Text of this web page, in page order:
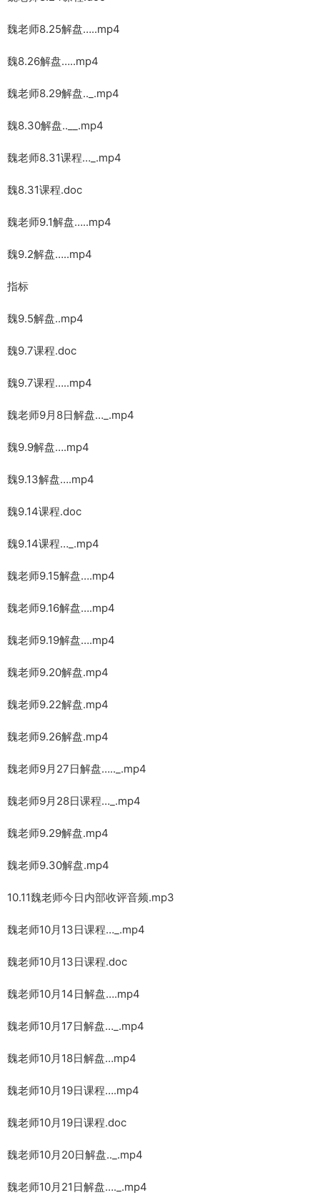
魏老师8.25解盘…..mp4
魏8.26解盘…..mp4
魏老师8.29解盘.._.mp4
魏8.30解盘..__.mp4
魏老师8.31课程…_.mp4
魏8.31课程.doc
魏老师9.1解盘…..mp4
魏9.2解盘…..mp4
指标
魏9.5解盘..mp4
魏9.7课程.doc
魏9.7课程…..mp4
魏老师9月8日解盘…_.mp4
魏9.9解盘….mp4
魏9.13解盘….mp4
魏9.14课程.doc
魏9.14课程…_.mp4
魏老师9.15解盘….mp4
魏老师9.16解盘….mp4
魏老师9.19解盘….mp4
魏老师9.20解盘.mp4
魏老师9.22解盘.mp4
魏老师9.26解盘.mp4
魏老师9月27日解盘….._.mp4
魏老师9月28日课程…_.mp4
魏老师9.29解盘.mp4
魏老师9.30解盘.mp4
10.11魏老师今日内部收评音频.mp3
魏老师10月13日课程…_.mp4
魏老师10月13日课程.doc
魏老师10月14日解盘….mp4
魏老师10月17日解盘…_.mp4
魏老师10月18日解盘…mp4
魏老师10月19日课程….mp4
魏老师10月19日课程.doc
魏老师10月20日解盘.._.mp4
魏老师10月21日解盘…._.mp4